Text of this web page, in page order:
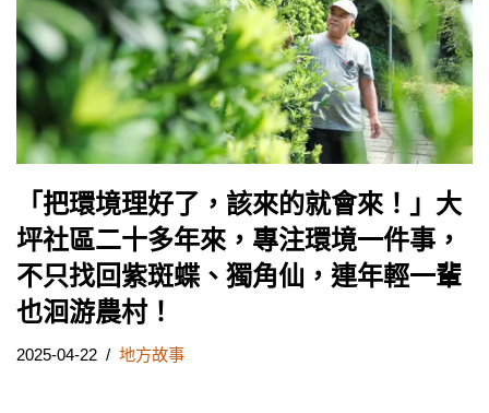
「把環境理好了，該來的就會來！」大
坪社區二十多年來，專注環境一件事，
不只找回紫斑蝶、獨角仙，連年輕一輩
也洄游農村！
2025-04-22 地方故事